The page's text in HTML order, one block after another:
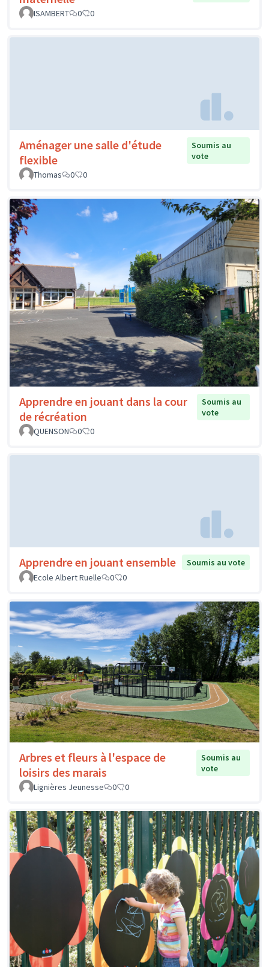
ISAMBERT
0 0
Aménager une salle d'étude
flexible
Soumis au
vote
Thomas
0 0
Apprendre en jouant dans la cour
de récréation
Soumis au
vote
QUENSON
0 0
Apprendre en jouant ensemble
Soumis au vote
Ecole Albert Ruelle
0 0
Arbres et fleurs à l'espace de
loisirs des marais
Soumis au
vote
Lignières Jeunesse
0 0